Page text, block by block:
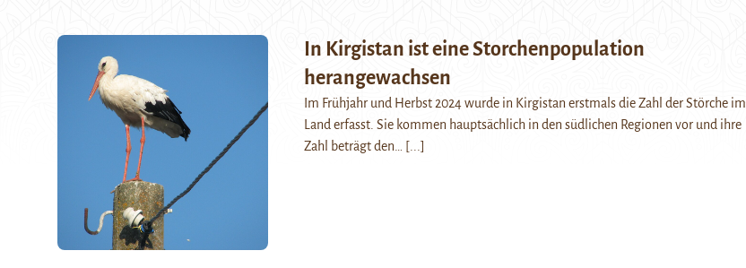
In Kirgistan ist eine Storchenpopulation
herangewachsen
Im Frühjahr und Herbst 2024 wurde in Kirgistan erstmals die Zahl der Störche im
Land erfasst. Sie kommen hauptsächlich in den südlichen Regionen vor und ihre
Zahl beträgt den…
[...]